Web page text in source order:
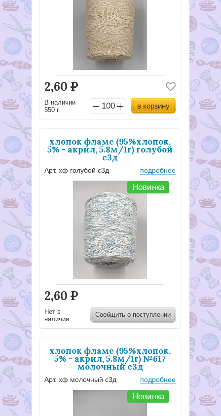
2,60 Р
В наличии
550 г.
в корзину
хлопок фламе (95%хлопок,
5% - акрил, 5.8м/1г) голубой
с3д
Арт. хф голубой с3д подробнее
Новинка
2,60 Р
Нет в
наличии
Сообщить о поступлении
хлопок фламе (95%хлопок,
5% - акрил, 5.8м/1г) №617
молочный с3д
Арт. хф молочный с3д подробнее
Новинка